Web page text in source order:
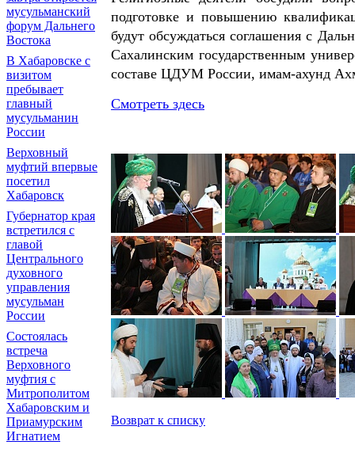
мусульманский
форум Дальнего
Востока
В Хабаровске с
визитом
пребывает
главный
мусульманин
России
Верховный
муфтий впервые
посетил
Хабаровск
Губернатор края
встретился с
главой
Центрального
духовного
управления
мусульман
России
Состоялась
встреча
Верховного
муфтия с
Митрополитом
Хабаровским и
Приамурским
Игнатием
подготовке и повышению
будут обсуждаться соглашения с
Сахалинским государственным
составе ЦДУМ России, имам-ахунд
Смотреть здесь
Возврат к списку